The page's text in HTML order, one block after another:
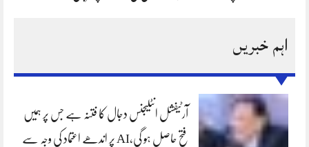
اہم خبریں
آرٹیفشل انٹلیجنس دجال کا فتنہ ہے جس پر ہمیں
فتح حاصل ہو گی،AI پر اندھے اعتماد کی وجہ سے